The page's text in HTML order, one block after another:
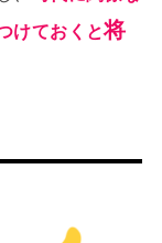
けておくと将